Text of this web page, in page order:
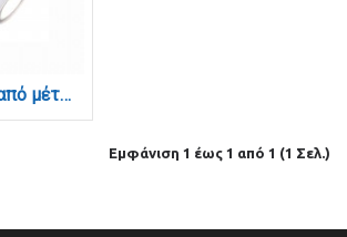
Επιτοίχιο σποτ από μέταλλο σε λευκή απόχρωση 1XGU10 D:10cm (9086-1)
Εμφάνιση 1 έως 1 από 1 (1 Σελ.)